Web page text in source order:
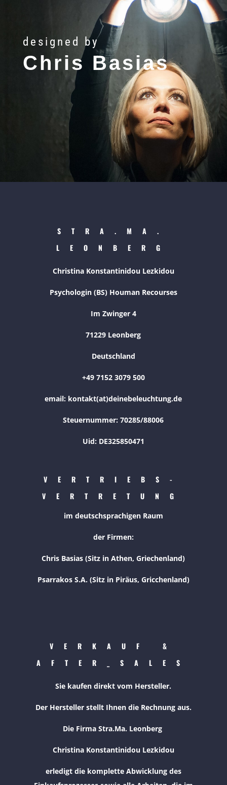
designed by
Chris Basias
STRA.MA.
LEONBERG
Christina Konstantinidou Lezkidou
Psychologin (BS) Houman Recourses
Im Zwinger 4
71229 Leonberg
Deutschland
+49 7152 3079 500
email: kontakt(at)deinebeleuchtung.de
Steuernummer: 70285/88006
Uid: DE325850471
VERTRIEBS-
VERTRETUNG
im deutschsprachigen Raum
der Firmen:
Chris Basias (Sitz in Athen, Griechenland)
Psarrakos S.A. (Sitz in Piräus, Gricchenland)
VERKAUF &
AFTER_SALES
Sie kaufen direkt vom Hersteller.
Der Hersteller stellt Ihnen die Rechnung aus.
Die Firma Stra.Ma. Leonberg
Christina Konstantinidou Lezkidou
erledigt die komplette Abwicklung des